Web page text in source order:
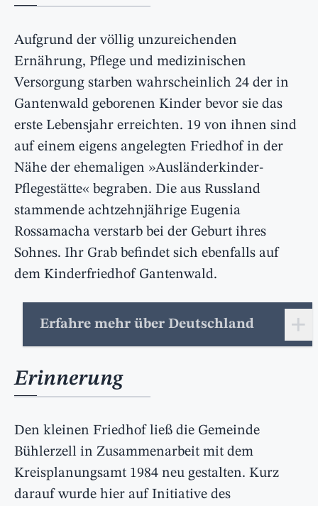
Aufgrund der völlig unzureichenden
Ernährung, Pflege und medizinischen
Versorgung starben wahrscheinlich 24 der in
Gantenwald geborenen Kinder bevor sie das
erste Lebensjahr erreichten. 19 von ihnen sind
auf einem eigens angelegten Friedhof in der
Nähe der ehemaligen »Ausländerkinder-
Pflegestätte« begraben. Die aus Russland
stammende achtzehnjährige Eugenia
Rossamacha verstarb bei der Geburt ihres
Sohnes. Ihr Grab befindet sich ebenfalls auf
dem Kinderfriedhof Gantenwald.
Erfahre mehr über Deutschland +
Erinnerung
Den kleinen Friedhof ließ die Gemeinde
Bühlerzell in Zusammenarbeit mit dem
Kreisplanungsamt 1984 neu gestalten. Kurz
darauf wurde hier auf Initiative des